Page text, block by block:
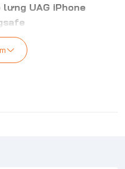
lưng UAG iPhone
cấp chất lượng hàng
dành cho mọi địa hình.
lõi cho thương hiệu